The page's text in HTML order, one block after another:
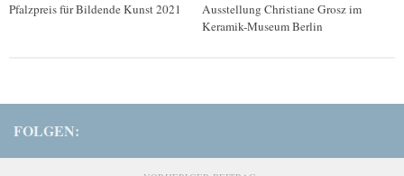
Pfalzpreis für Bildende Kunst 2021
Ausstellung Christiane Grosz im
Keramik-Museum Berlin
FOLGEN: